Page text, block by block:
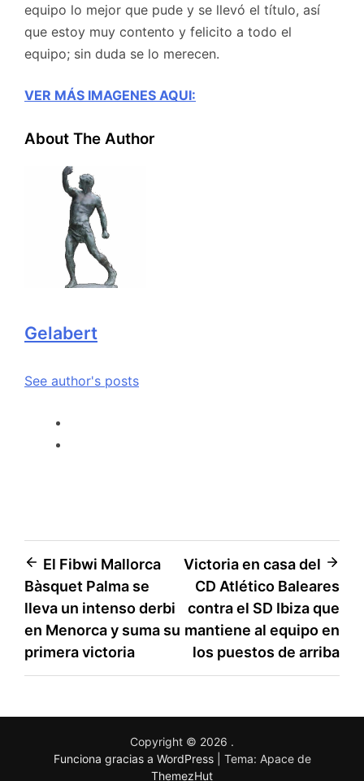
equipo lo mejor que pude y se llevó el título, así
que estoy muy contento y felicito a todo el
equipo; sin duda se lo merecen.
VER MÁS IMAGENES AQUI:
About The Author
Gelabert
See author's posts
El Fibwi Mallorca
Bàsquet Palma se
lleva un intenso derbi
en Menorca y suma su
primera victoria
Victoria en casa del
CD Atlético Baleares
contra el SD Ibiza que
mantiene al equipo en
los puestos de arriba
Copyright © 2026 .
Funciona gracias a WordPress
Tema: Apace de
ThemezHut